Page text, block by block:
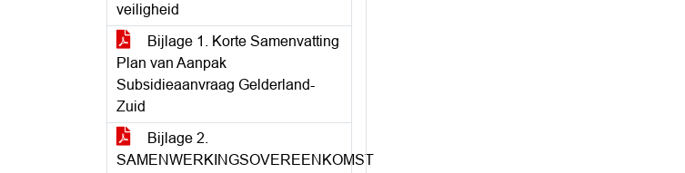
veiligheid
Bijlage 1. Korte Samenvatting
Plan van Aanpak
Subsidieaanvraag Gelderland-
Zuid
Bijlage 2.
SAMENWERKINGSOVEREENKOMST